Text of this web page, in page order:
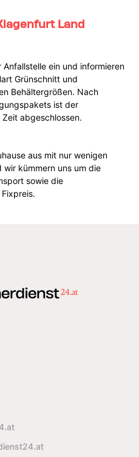
Land
ein und informieren
Grünschnitt und
Behältergrößen. Nach
ist der
abgeschlossen.
aus mit nur wenigen
wir kümmern uns um die
sowie die